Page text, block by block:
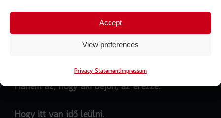
Accept
View preferences
Privacy StatementImpressum
Mi a cél?
Nem az, hogy mindenkihez szóljunk.
Hanem az, hogy aki bejön, az érezze.
Hogy itt van idő leülni.